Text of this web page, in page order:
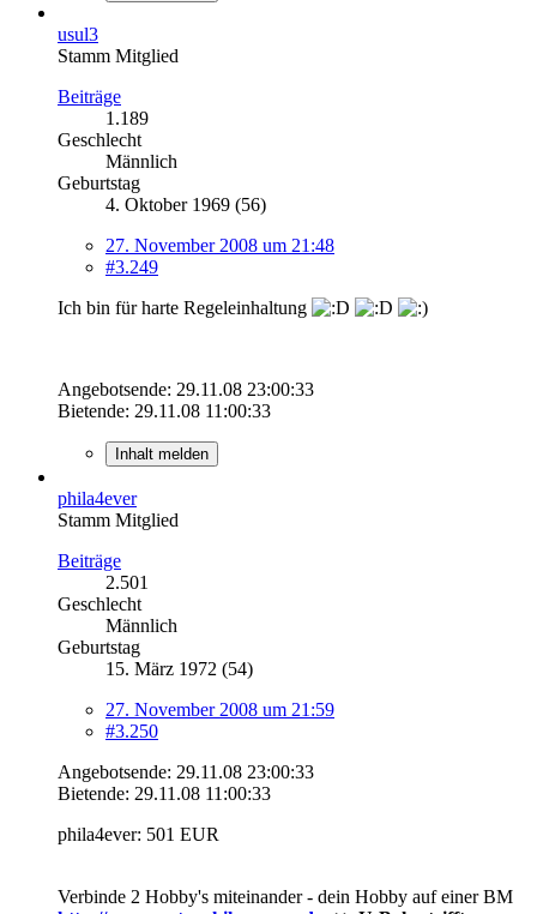
usul3
Stamm Mitglied
Beiträge
1.189
Geschlecht
Männlich
Geburtstag
4. Oktober 1969 (56)
27. November 2008 um 21:48
#3.249
Ich bin für harte Regeleinhaltung
Angebotsende: 29.11.08 23:00:33
Bietende: 29.11.08 11:00:33
Inhalt melden
phila4ever
Stamm Mitglied
Beiträge
2.501
Geschlecht
Männlich
Geburtstag
15. März 1972 (54)
27. November 2008 um 21:59
#3.250
Angebotsende: 29.11.08 23:00:33
Bietende: 29.11.08 11:00:33
phila4ever: 501 EUR
Verbinde 2 Hobby's miteinander - dein Hobby auf einer BM